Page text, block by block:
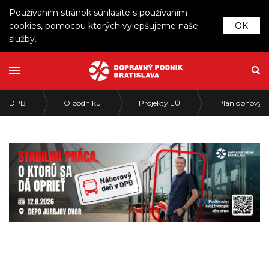
Používaním stránok súhlasíte s používaním
cookies, pomocou ktorých vylepšujeme naše
služby.
OK
DPB O podniku Projekty EÚ Plán obnovy